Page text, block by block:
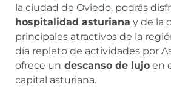
la ciudad de Oviedo, podrás
hospitalidad asturiana y de la
principales atractivos de la
día repleto de actividades por
ofrece un descanso de lujo en
capital asturiana.